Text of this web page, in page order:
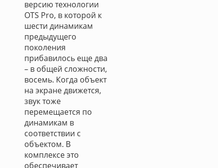
версию технологии
OTS Pro, в которой к
шести динамикам
предыдущего
поколения
прибавилось еще два
– в общей сложности,
восемь. Когда объект
на экране движется,
звук тоже
перемещается по
динамикам в
соответствии с
объектом. В
комплексе это
обеспечивает